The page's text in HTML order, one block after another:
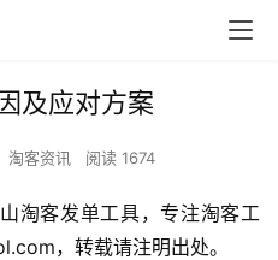
及应对方案
淘客资讯 阅读 1674
淘客发单工具，专注淘客工
，转载请注明出处。